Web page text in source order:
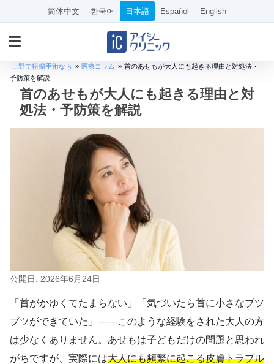
简体中文 한국어 日本語 Español English
上野で粉瘤手術なら » 医療コラム » 首のあせもが大人にも起きる理由と対処法・
予防策を解説
首のあせもが大人にも起きる理由と対
処法・予防策を解説
公開日: 2026年6月24日
「首がかゆくてたまらない」「気づいたら首に小さなブツ
ブツができていた」――このような経験をされた大人の方
は少なくありません。あせもは子どもだけの問題と思われ
がちですが、実際には大人にも頻繁に起こる皮膚トラブル